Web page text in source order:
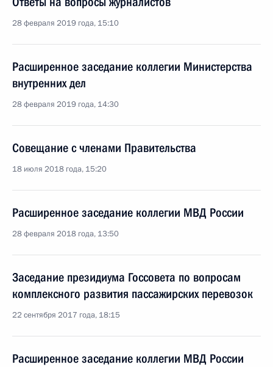
28 февраля 2019 года, 15:10
Расширенное заседание коллегии Министерства
внутренних дел
28 февраля 2019 года, 14:30
Совещание с членами Правительства
18 июля 2018 года, 15:20
Расширенное заседание коллегии МВД России
28 февраля 2018 года, 13:50
Заседание президиума Госсовета по вопросам
комплексного развития пассажирских перевозок
22 сентября 2017 года, 18:15
Расширенное заседание коллегии МВД России